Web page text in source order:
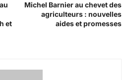
et
Michel Barnier au chevet des
agriculteurs : nouvelles
aides et promesses